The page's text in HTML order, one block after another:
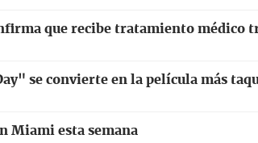
que recibe tratamiento médico
se convierte en la película más
Miami esta semana